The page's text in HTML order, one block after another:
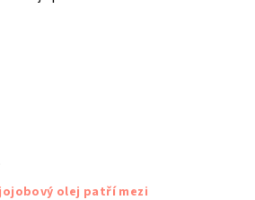
olej patří mezi